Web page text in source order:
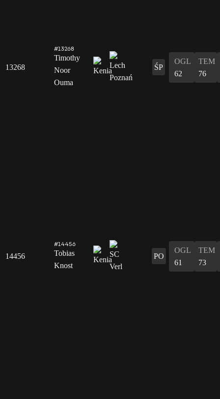
13268
#13268
Timothy
Noor
Ouma
ŚP
OGL
62
TEM
76
14456
#14456
Tobias
Knost
PO
OGL
61
TEM
73